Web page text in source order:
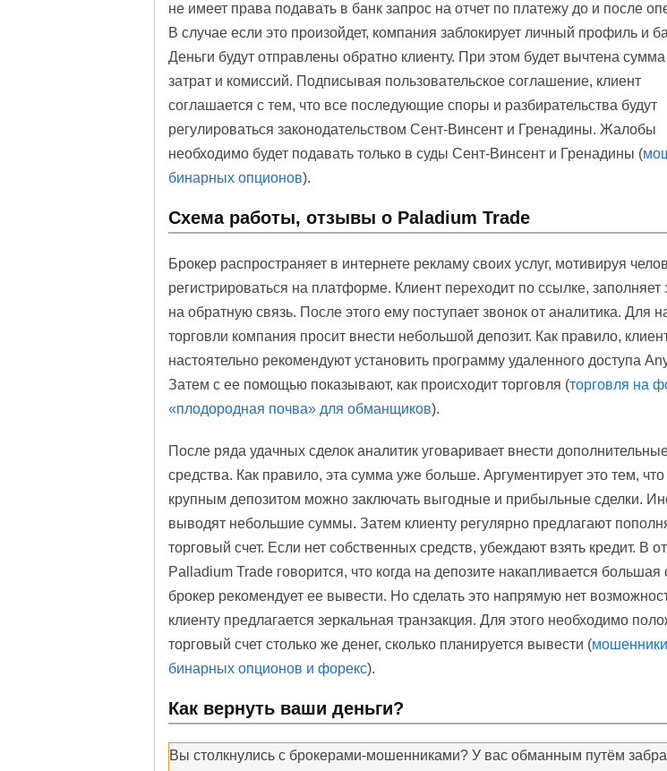
не имеет права подавать в банк запрос на отчет по платежу до и после
В случае если это произойдет, компания заблокирует личный профиль и
Деньги будут отправлены обратно клиенту. При этом будет вычтена
затрат и комиссий. Подписывая пользовательское соглашение, клиент
соглашается с тем, что все последующие споры и разбирательства будут
регулироваться законодательством Сент-Винсент и Гренадины. Жалобы
необходимо будет подавать только в суды Сент-Винсент и Гренадины (
бинарных опционов).
Схема работы, отзывы о Paladium Trade
Брокер распространяет в интернете рекламу своих услуг, мотивируя
регистрироваться на платформе. Клиент переходит по ссылке, заполняет
на обратную связь. После этого ему поступает звонок от аналитика. Для
торговли компания просит внести небольшой депозит. Как правило,
настоятельно рекомендуют установить программу удаленного доступа
Затем с ее помощью показывают, как происходит торговля (торговля на
«плодородная почва» для обманщиков).
После ряда удачных сделок аналитик уговаривает внести
средства. Как правило, эта сумма уже больше. Аргументирует это тем, что
крупным депозитом можно заключать выгодные и прибыльные сделки.
выводят небольшие суммы. Затем клиенту регулярно предлагают
торговый счет. Если нет собственных средств, убеждают взять кредит. В
Palladium Trade говорится, что когда на депозите накапливается большая
брокер рекомендует ее вывести. Но сделать это напрямую нет
клиенту предлагается зеркальная транзакция. Для этого необходимо
торговый счет столько же денег, сколько планируется вывести (мошенники
бинарных опционов и форекс).
Как вернуть ваши деньги?
Вы столкнулись с брокерами-мошенниками? У вас обманным путём